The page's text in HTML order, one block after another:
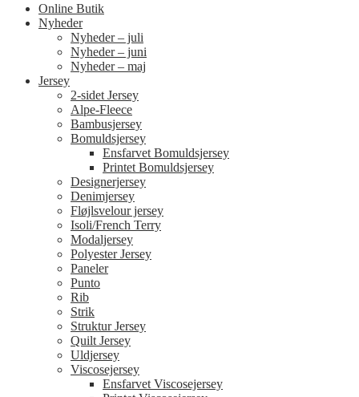
Online Butik
Nyheder
Nyheder – juli
Nyheder – juni
Nyheder – maj
Jersey
2-sidet Jersey
Alpe-Fleece
Bambusjersey
Bomuldsjersey
Ensfarvet Bomuldsjersey
Printet Bomuldsjersey
Designerjersey
Denimjersey
Fløjlsvelour jersey
Isoli/French Terry
Modaljersey
Polyester Jersey
Paneler
Punto
Rib
Strik
Struktur Jersey
Quilt Jersey
Uldjersey
Viscosejersey
Ensfarvet Viscosejersey